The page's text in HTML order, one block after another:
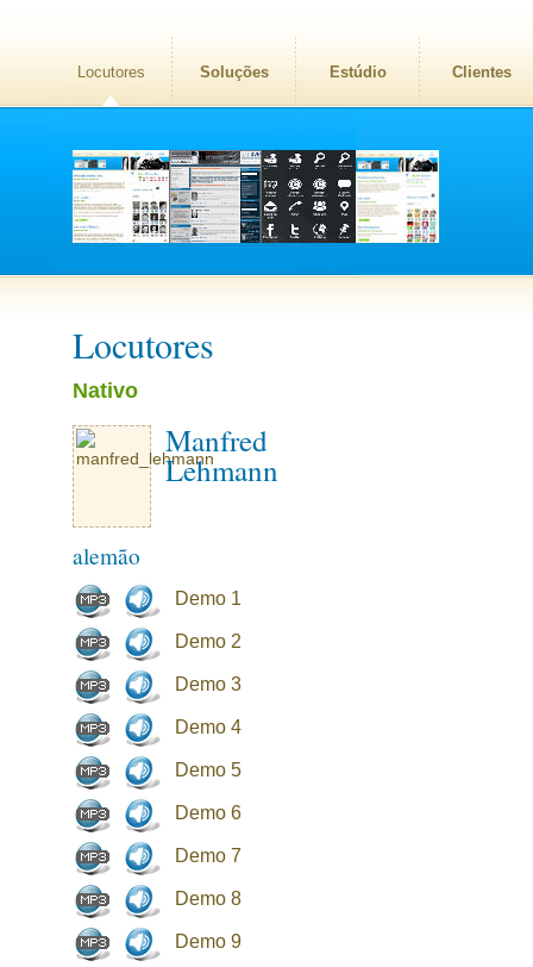
Locutores Soluções Estúdio Clientes
Locutores
Nativo
Manfred
Lehmann
alemão
Demo 1
Demo 2
Demo 3
Demo 4
Demo 5
Demo 6
Demo 7
Demo 8
Demo 9